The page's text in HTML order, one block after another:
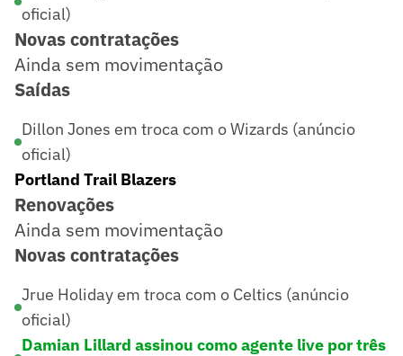
oficial)
Novas contratações
Ainda sem movimentação
Saídas
Dillon Jones em troca com o Wizards (anúncio
oficial)
Portland Trail Blazers
Renovações
Ainda sem movimentação
Novas contratações
Jrue Holiday em troca com o Celtics (anúncio
oficial)
Damian Lillard assinou como agente live por três